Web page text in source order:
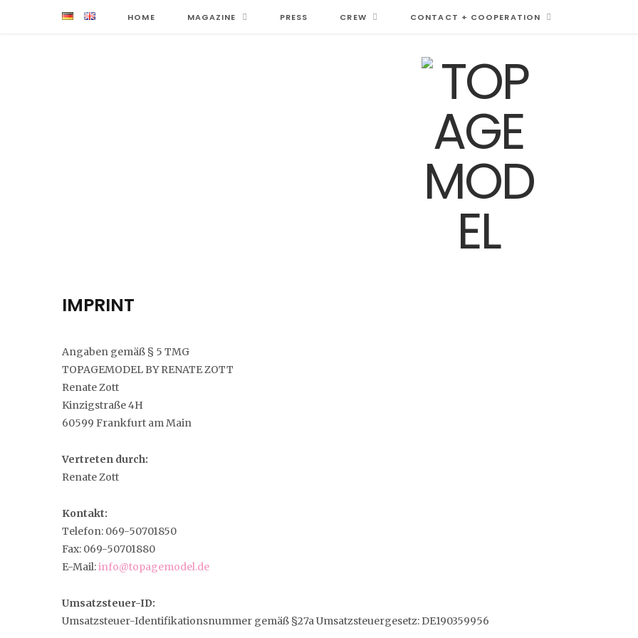
HOME MAGAZINE PRESS CREW CONTACT + COOPERATION
IMPRINT
Angaben gemäß § 5 TMG
TOPAGEMODEL BY RENATE ZOTT
Renate Zott
Kinzigstraße 4H
60599 Frankfurt am Main
Vertreten durch:
Renate Zott
Kontakt:
Telefon: 069-50701850
Fax: 069-50701880
E-Mail:info@topagemodel.de
Umsatzsteuer-ID:
Umsatzsteuer-Identifikationsnummer gemäß §27a Umsatzsteuergesetz: DE190359956